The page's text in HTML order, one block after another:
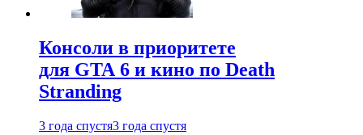
Консоли в приоритете
для GTA 6 и кино по Death
Stranding
3 года спустя3 года спустя